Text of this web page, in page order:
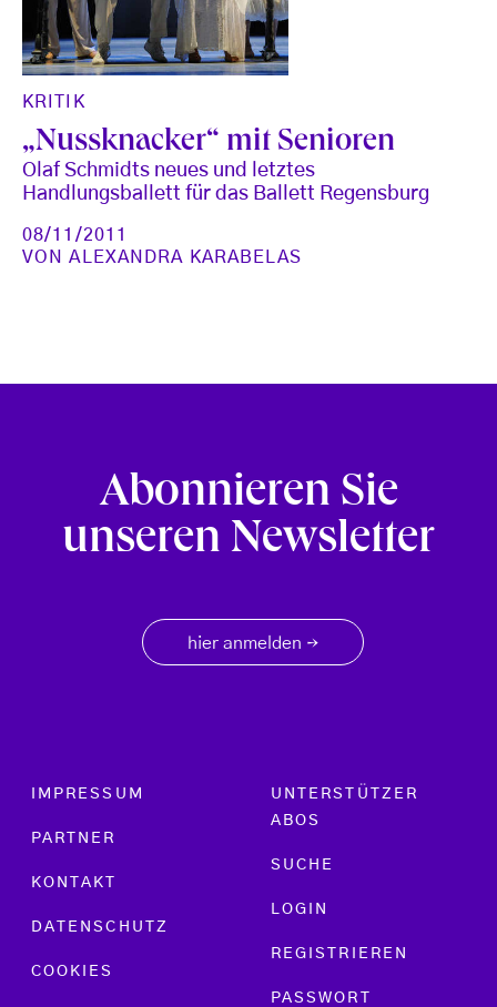
KRITIK
„Nussknacker“ mit Senioren
Olaf Schmidts neues und letztes
Handlungsballett für das Ballett Regensburg
08/11/2011
VONALEXANDRA KARABELAS
Abonnieren Sie
unseren Newsletter
hier anmelden →
Footer menu
IMPRESSUM
PARTNER
KONTAKT
DATENSCHUTZ
COOKIES
UNTERSTÜTZER
ABOS
SUCHE
LOGIN
REGISTRIEREN
PASSWORT